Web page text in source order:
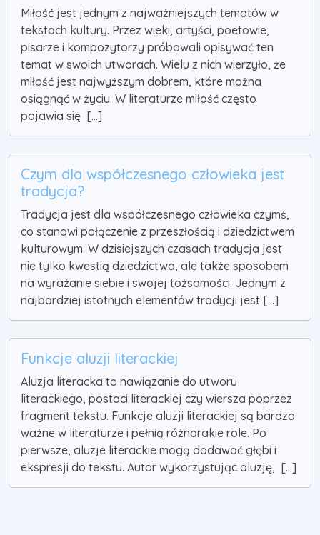
Miłość jest jednym z najważniejszych tematów w
tekstach kultury. Przez wieki, artyści, poetowie,
pisarze i kompozytorzy próbowali opisywać ten
temat w swoich utworach. Wielu z nich wierzyło, że
miłość jest najwyższym dobrem, które można
osiągnąć w życiu. W literaturze miłość często
pojawia się [...]
Czym dla współczesnego człowieka jest
tradycja?
Tradycja jest dla współczesnego człowieka czymś,
co stanowi połączenie z przeszłością i dziedzictwem
kulturowym. W dzisiejszych czasach tradycja jest
nie tylko kwestią dziedzictwa, ale także sposobem
na wyrażanie siebie i swojej tożsamości. Jednym z
najbardziej istotnych elementów tradycji jest [...]
Funkcje aluzji literackiej
Aluzja literacka to nawiązanie do utworu
literackiego, postaci literackiej czy wiersza poprzez
fragment tekstu. Funkcje aluzji literackiej są bardzo
ważne w literaturze i pełnią różnorakie role. Po
pierwsze, aluzje literackie mogą dodawać głębi i
ekspresji do tekstu. Autor wykorzystując aluzję, [...]